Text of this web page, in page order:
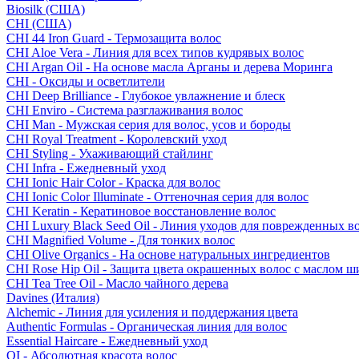
Biosilk (США)
CHI (США)
CHI 44 Iron Guard - Термозащита волос
CHI Aloe Vera - Линия для всех типов кудрявых волос
CHI Argan Oil - На основе масла Арганы и дерева Моринга
CHI - Оксиды и осветлители
CHI Deep Brilliance - Глубокое увлажнение и блеск
CHI Enviro - Система разглаживания волос
CHI Man - Мужская серия для волос, усов и бороды
CHI Royal Treatment - Королевский уход
CHI Styling - Ухаживающий стайлинг
CHI Infra - Ежедневный уход
CHI Ionic Hair Color - Краска для волос
CHI Ionic Color Illuminate - Оттеночная серия для волос
CHI Keratin - Кератиновое восстановление волос
CHI Luxury Black Seed Oil - Линия уходов для поврежденных
CHI Magnified Volume - Для тонких волос
CHI Olive Organics - На основе натуральных ингредиентов
CHI Rose Hip Oil - Защита цвета окрашенных волос с маслом
CHI Tea Tree Oil - Масло чайного дерева
Davines (Италия)
Alchemic - Линия для усиления и поддержания цвета
Authentic Formulas - Органическая линия для волос
Essential Haircare - Eжедневный уход
OI - Абсолютная красота волос